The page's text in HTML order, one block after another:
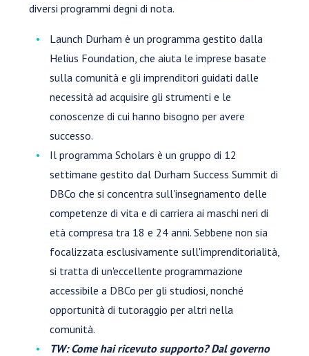
diversi programmi degni di nota.
Launch Durham è un programma gestito dalla
Helius Foundation, che aiuta le imprese basate
sulla comunità e gli imprenditori guidati dalle
necessità ad acquisire gli strumenti e le
conoscenze di cui hanno bisogno per avere
successo.
Il programma Scholars è un gruppo di 12
settimane gestito dal Durham Success Summit di
DBCo che si concentra sull'insegnamento delle
competenze di vita e di carriera ai maschi neri di
età compresa tra 18 e 24 anni. Sebbene non sia
focalizzata esclusivamente sull'imprenditorialità,
si tratta di un'eccellente programmazione
accessibile a DBCo per gli studiosi, nonché
opportunità di tutoraggio per altri nella
comunità.
TW: Come hai ricevuto supporto? Dal governo